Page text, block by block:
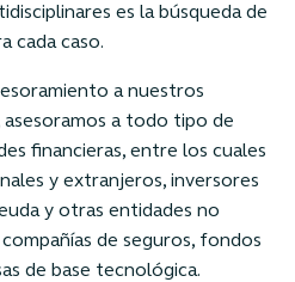
es la búsqueda de
cada caso.
a nuestros
a todo tipo de
financieras, entre los cuales
y extranjeros, inversores
y otras entidades no
de seguros, fondos
de base tecnológica.